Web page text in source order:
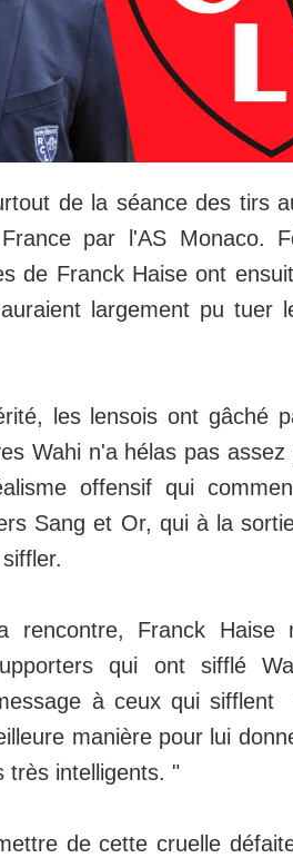
de la séance des tirs
par l'AS Monaco.
de Franck Haise ont
largement pu tuer
les lensois ont gâché
Wahi n'a hélas pas
offensif qui
Sang et Or, qui à la
rencontre, Franck Haise
qui ont sifflé
à ceux qui sifflent
manière pour lui
très intelligents. "
de cette cruelle